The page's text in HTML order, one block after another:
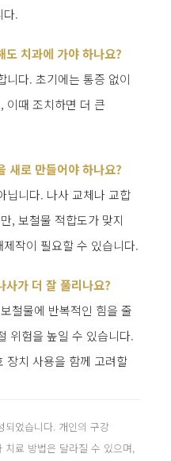
다.
도 치과에 가야 하나요?
니다. 초기에는 통증 없이
이때 조치하면 더 큰
새로 만들어야 하나요?
닙니다. 나사 교체나 교합
, 보철물 적합도가 맞지
작이 필요할 수 있습니다.
사가 더 잘 풀리나요?
철물에 반복적인 힘을 줄
위험을 높일 수 있습니다.
장치 사용을 함께 고려할
되었습니다. 개인의 구강
치료 방법은 달라질 수 있으며,